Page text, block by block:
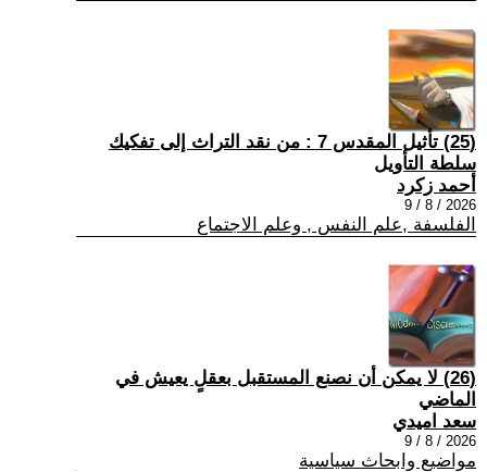
(25) تأثيل المقدس 7 : من نقد التراث إلى تفكيك
سلطة التأويل
أحمد زكرد
2026 / 8 / 9
الفلسفة ,علم النفس , وعلم الاجتماع
(26) لا يمكن أن نصنع المستقبل بعقلٍ يعيش في
الماضي
سعد اميدي
2026 / 8 / 9
مواضيع وابحاث سياسية